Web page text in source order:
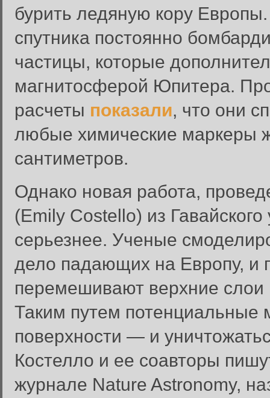
бурить ледяную кору
спутника постоянно
частицы, которые
магнитосферой Юпитера.
расчеты показали, что они
любые химические маркеры
сантиметров.
Однако новая работа,
(Emily Costello) из
серьезнее. Ученые
дело падающих на Европу, и
перемешивают верхние слои
Таким путем потенциальные
поверхности — и
Костелло и ее соавторы
журнале Nature Astronomy,